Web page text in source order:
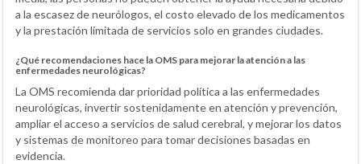
a la escasez de neurólogos, el costo elevado de los medicamentos
y la prestación limitada de servicios solo en grandes ciudades.
¿Qué recomendaciones hace la OMS para mejorar la atención a las
enfermedades neurológicas?
La OMS recomienda dar prioridad política a las enfermedades
neurológicas, invertir sostenidamente en atención y prevención,
ampliar el acceso a servicios de salud cerebral, y mejorar los datos
y sistemas de monitoreo para tomar decisiones basadas en
evidencia.